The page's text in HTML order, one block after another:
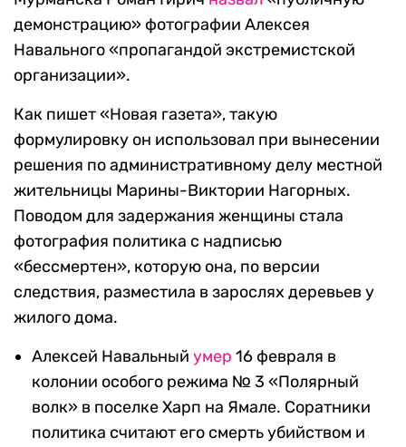
демонстрацию» фотографии Алексея
Навального «пропагандой экстремистской
организации».
Как пишет «Новая газета», такую
формулировку он использовал при вынесении
решения по административному делу местной
жительницы Марины-Виктории Нагорных.
Поводом для задержания женщины стала
фотография политика с надписью
«бессмертен», которую она, по версии
следствия, разместила в зарослях деревьев у
жилого дома.
Алексей Навальный умер 16 февраля в
колонии особого режима № 3 «Полярный
волк» в поселке Харп на Ямале. Соратники
политика считают его смерть убийством и